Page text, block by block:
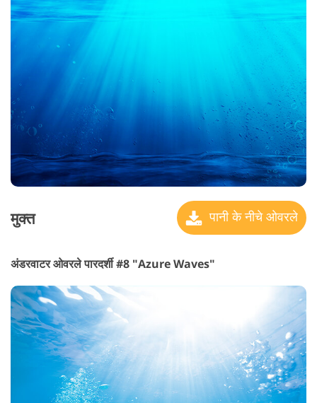
मुक्त पानी के नीचे ओवरले
अंडरवाटर ओवरले पारदर्शी #8 "Azure Waves"